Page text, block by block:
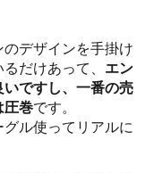
デザインを手掛け
だけあって、 エン
いですし、一番の売
圧巻です。
グル使ってリアルに